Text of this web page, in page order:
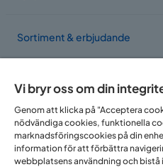
Sortiment & erbjudande
Vi finns i
Vi bryr oss om din
Genom att klicka på "Acceptera
nödvändiga cookies, funktionella
marknadsföringscookies på din
information för att förbättra
webbplatsens användning och